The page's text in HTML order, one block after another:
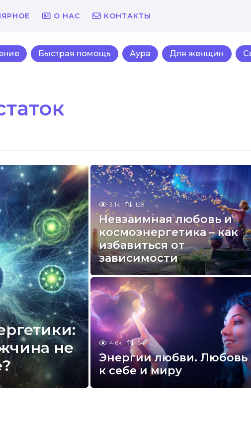
О НАС КОНТАКТЫ
Быстрая помощь Аура Для женщин
не
3.1k 128
Невзаимная любовь и
космоэнергетика – как
избавиться от
зависимости
4.6k 64
Энергии любви. Любовь
к себе и миру